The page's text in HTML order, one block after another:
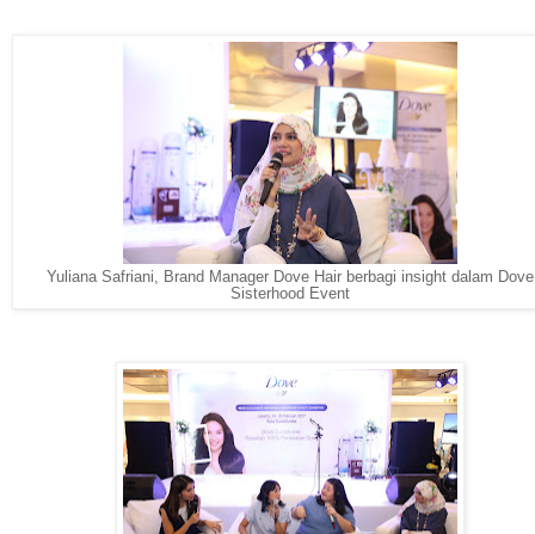
Yuliana Safriani, Brand Manager Dove Hair berbagi insight dalam Dove
Sisterhood Event